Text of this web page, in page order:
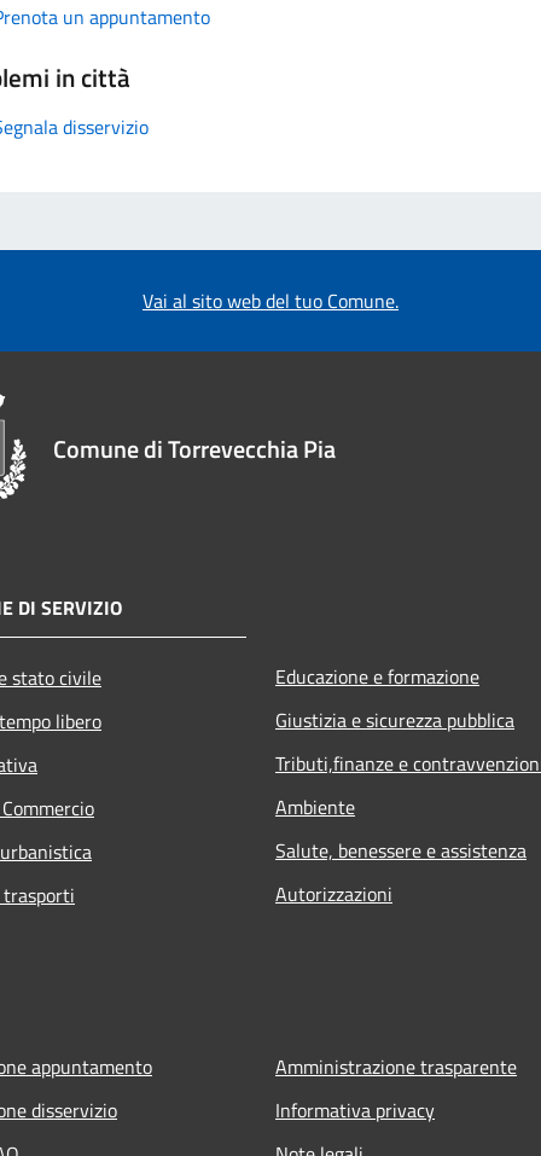
un appuntamento
in città
disservizio
Vai al sito web del tuo Comune.
Comune di Torrevecchia Pia
DI SERVIZIO
stato civile
libero
Educazione e formazione
Giustizia e sicurezza pubblica
Tributi,finanze e
Ambiente
Salute, benessere e assistenza
Autorizzazioni
appuntamento
disservizio
Amministrazione trasparente
Informativa privacy